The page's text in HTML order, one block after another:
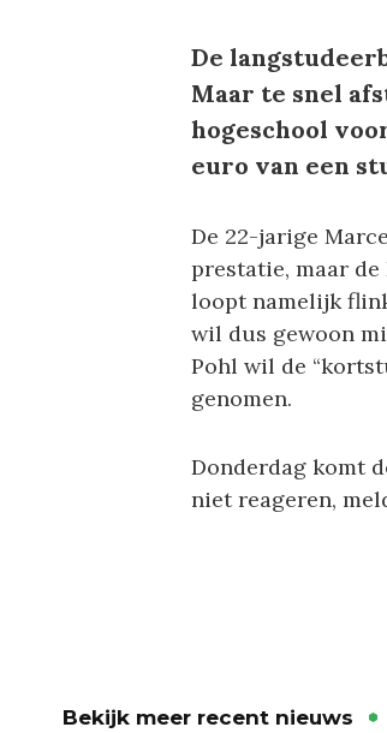
De
Maar te snel
hogeschool
euro van een
De 22-jarige
prestatie, maar
loopt namelijk
wil dus gewoon
Pohl wil de
genomen.
Donderdag komt
niet reageren,
Bekijk meer recent nieuws